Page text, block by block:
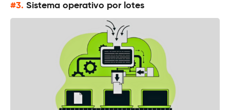
#3. Sistema operativo por lotes